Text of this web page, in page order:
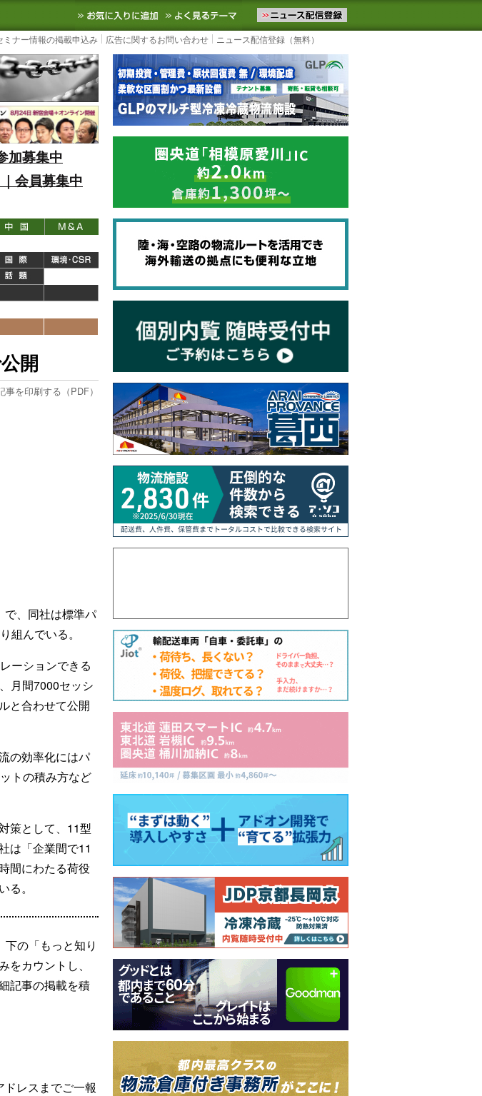
イト
SCMなど国内外の最新の物流ニュースをお届けします。物流ニュースメール配信を登録す
お気に入りに追加 よく見るテーマ
ミナー情報の掲載申込み 広告に関するお問い合わせ ニュース配信登録（無料）
加募集中
会員募集中
開
事を印刷する（PDF）
で、同社は標準パ
組んでいる。
ーションできる
月間7000セッシ
と合わせて公開
の効率化にはパ
トの積み方など
策として、11型
は「企業間で11
間にわたる荷役
。
の「もっと知り
カウントし、
記事の掲載を積
レスまでご一報